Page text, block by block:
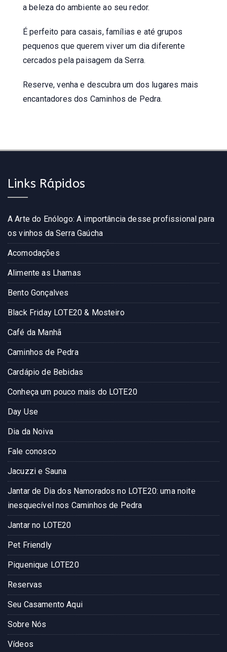
a beleza do ambiente ao seu redor.
É perfeito para casais, famílias e até grupos
pequenos que querem viver um dia diferente
cercados pela paisagem da Serra.
Reserve, venha e descubra um dos lugares mais
encantadores dos Caminhos de Pedra.
Links Rápidos
A Arte do Enólogo: A importância desse profissional para
os vinhos da Serra Gaúcha
Acomodações
Alimente as Lhamas
Bento Gonçalves
Black Friday LOTE20 & Mosteiro
Café da Manhã
Caminhos de Pedra
Cardápio de Bebidas
Conheça um pouco mais do LOTE20
Day Use
Dia da Noiva
Fale conosco
Jacuzzi e Sauna
Jantar de Dia dos Namorados no LOTE20: uma noite
inesquecível nos Caminhos de Pedra
Jantar no LOTE20
Pet Friendly
Piquenique LOTE20
Reservas
Seu Casamento Aqui
Sobre Nós
Vídeos